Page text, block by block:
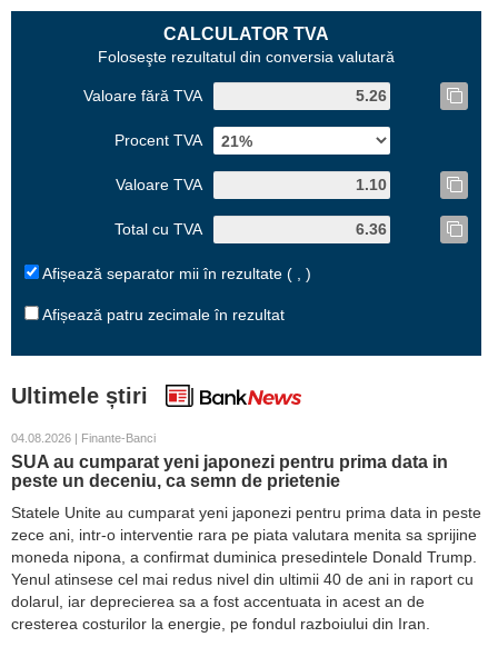
CALCULATOR TVA
Foloseşte rezultatul din conversia valutară
Valoare fără TVA
Procent TVA
Valoare TVA
Total cu TVA
Afișează separator mii în rezultate ( , )
Afișează patru zecimale în rezultat
Ultimele știri
04.08.2026 | Finante-Banci
SUA au cumparat yeni japonezi pentru prima data in
peste un deceniu, ca semn de prietenie
Statele Unite au cumparat yeni japonezi pentru prima data in peste
zece ani, intr-o interventie rara pe piata valutara menita sa sprijine
moneda nipona, a confirmat duminica presedintele Donald Trump.
Yenul atinsese cel mai redus nivel din ultimii 40 de ani in raport cu
dolarul, iar deprecierea sa a fost accentuata in acest an de
cresterea costurilor la energie, pe fondul razboiului din Iran.